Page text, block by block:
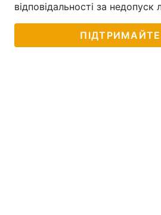
відповідальності за